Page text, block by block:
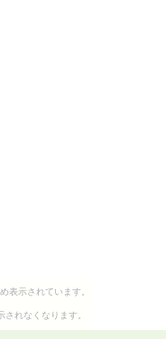
表示されています。
れなくなります。